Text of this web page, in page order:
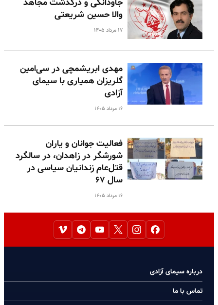
جاودانگی و درگذشت مجاهد
والا حسین شریعتی
۱۷ مرداد ۱۴۰۵
مهدی ابریشمچی در سی‌امین
گلریزان همیاری با سیمای
آزادی
۱۶ مرداد ۱۴۰۵
فعالیت جوانان و یاران
شورشگر در زاهدان، در سالگرد
قتل‌عام زندانیان سیاسی در
سال ۶۷
۱۶ مرداد ۱۴۰۵
درباره سیمای آزادی
تماس با ما